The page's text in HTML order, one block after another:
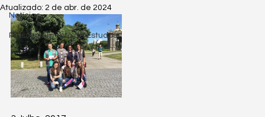
Notícias
Prosseguimento de Estudos
Atualizado: 2 de abr. de 2024